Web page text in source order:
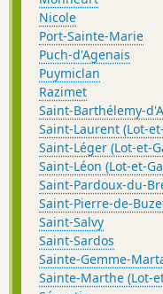
Nicole
Port-Sainte-Marie
Puch-d'Agenais
Puymiclan
Razimet
Saint-Barthélemy-
Saint-Laurent (Lot-
Saint-Léger (Lot-et-
Saint-Léon (Lot-et-
Saint-Pardoux-du-
Saint-Pierre-de-
Saint-Salvy
Saint-Sardos
Sainte-Gemme-
Sainte-Marthe (Lot-